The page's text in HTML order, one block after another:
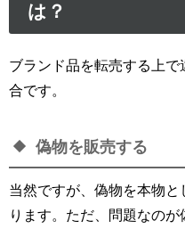
は？
ブランド品を転売する上
合です。
偽物を販売する
当然ですが、偽物を本物
ります。ただ、問題なの